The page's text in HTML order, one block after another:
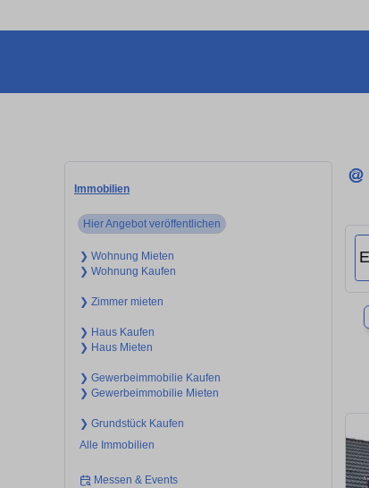
Immobilien
Hier Angebot veröffentlichen
❯ Wohnung Mieten
❯ Wohnung Kaufen
❯ Zimmer mieten
❯ Haus Kaufen
❯ Haus Mieten
❯ Gewerbeimmobilie Kaufen
❯ Gewerbeimmobilie Mieten
❯ Grundstück Kaufen
Alle Immobilien
Messen & Events